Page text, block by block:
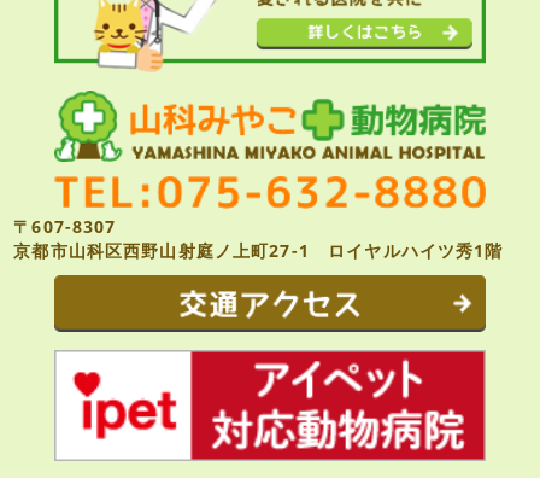
〒607-8307
京都市山科区西野山射庭ノ上町27-1 ロイヤルハイツ秀1階